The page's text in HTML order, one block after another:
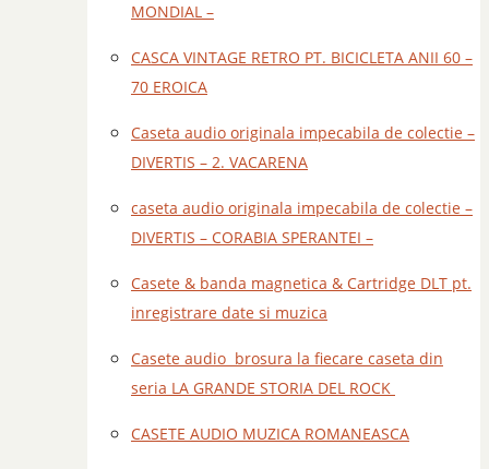
MONDIAL –
CASCA VINTAGE RETRO PT. BICICLETA ANII 60 –
70 EROICA
Caseta audio originala impecabila de colectie –
DIVERTIS – 2. VACARENA
caseta audio originala impecabila de colectie –
DIVERTIS – CORABIA SPERANTEI –
Casete & banda magnetica & Cartridge DLT pt.
inregistrare date si muzica
Casete audio brosura la fiecare caseta din
seria LA GRANDE STORIA DEL ROCK
CASETE AUDIO MUZICA ROMANEASCA